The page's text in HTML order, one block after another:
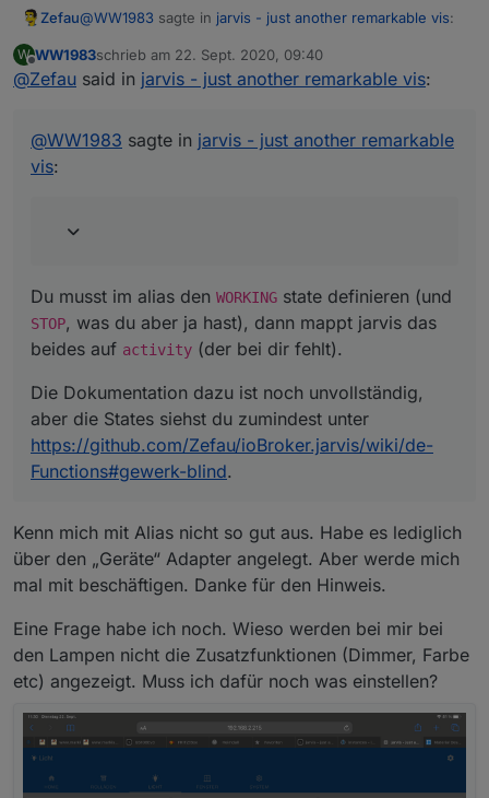
Zefau@WW1983 sagte in jarvis - just another remarkable vis:
Das ist die hmip-broll Version
Du musst im alias den WORKING
state definieren (und
STOP, was du aber ja hast), dann mappt jarvis das
W
Offline
WW1983schrieb am 22. Sept. 2020, 09:40
zuletzt editiert von
@Zefau said in jarvis - just another remarkable vis:
@WW1983 sagte in jarvis - just another remarkable
vis:
Du musst im alias den WORKING state definieren (und
STOP, was du aber ja hast), dann mappt jarvis das
beides auf activity (der bei dir fehlt).
Die Dokumentation dazu ist noch unvollständig,
aber die States siehst du zumindest unter
https://github.com/Zefau/ioBroker.jarvis/wiki/de-
Functions#gewerk-blind.
Kenn mich mit Alias nicht so gut aus. Habe es lediglich
über den „Geräte“ Adapter angelegt. Aber werde mich
mal mit beschäftigen. Danke für den Hinweis.
Eine Frage habe ich noch. Wieso werden bei mir bei
den Lampen nicht die Zusatzfunktionen (Dimmer, Farbe
etc) angezeigt. Muss ich dafür noch was einstellen?